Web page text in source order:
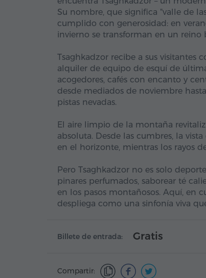
Su nombre, que significa "valle de
cumplido con generosidad: en
invierno se transforman en un reino
Tsaghkadzor recibe a sus visitantes
alquiler de equipo de esquí de
acogedores, cafés con encanto y
desde mediados de noviembre
pistas nevadas.
El aire limpio de la montaña
absoluta. Desde las cumbres, la
en el horizonte, mientras los rayos
Pero Tsaghkadzor no es solo
pinares perfumados, saborear té
en los pasos montañosos. Aquí, en
despliega como una sinfonía viva
Billete de entrada: Gratis
Compartir: